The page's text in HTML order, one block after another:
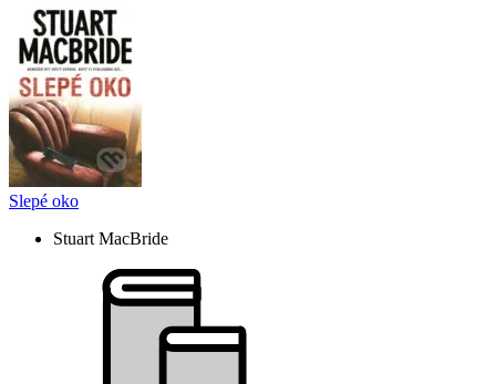
Slepé oko
Stuart MacBride